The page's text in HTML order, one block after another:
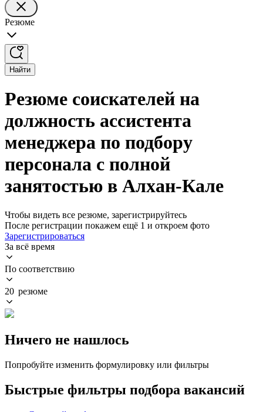
Резюме
Найти
Резюме соискателей на
должность ассистента
менеджера по подбору
персонала с полной
занятостью в Алхан-Кале
Чтобы видеть все резюме, зарегистрируйтесь
После регистрации покажем ещё 1 и откроем фото
Зарегистрироваться
За всё время
По соответствию
20 резюме
Ничего не нашлось
Попробуйте изменить формулировку или фильтры
Быстрые фильтры подбора вакансий